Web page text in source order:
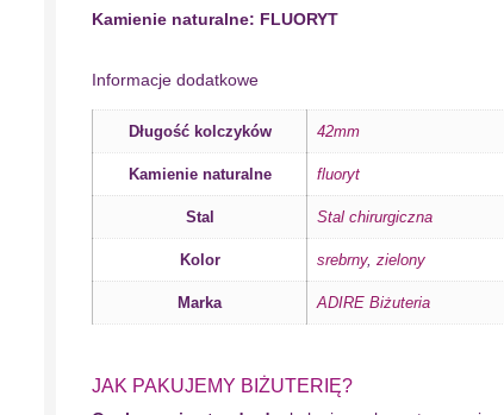
Kamienie naturalne: FLUORYT
Informacje dodatkowe
Długość kolczyków 42mm
Kamienie naturalne fluoryt
Stal Stal chirurgiczna
Kolor srebrny,zielony
Marka ADIRE Biżuteria
JAK PAKUJEMY BIŻUTERIĘ?